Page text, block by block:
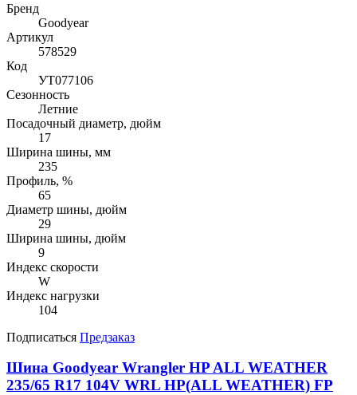
Бренд
Goodyear
Артикул
578529
Код
УТ077106
Сезонность
Летние
Посадочный диаметр, дюйм
17
Ширина шины, мм
235
Профиль, %
65
Диаметр шины, дюйм
29
Ширина шины, дюйм
9
Индекс скорости
W
Индекс нагрузки
104
Подписаться Предзаказ
Шина Goodyear Wrangler HP ALL WEATHER
235/65 R17 104V WRL HP(ALL WEATHER) FP